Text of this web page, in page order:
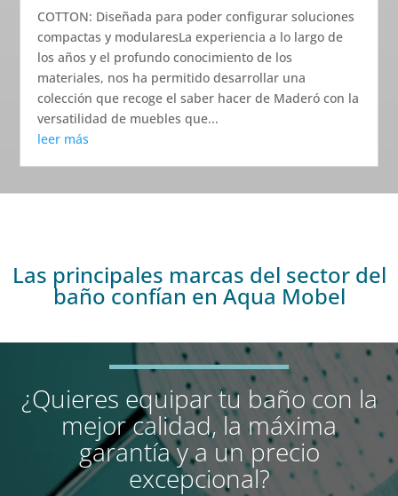
COTTON: Diseñada para poder configurar soluciones
compactas y modularesLa experiencia a lo largo de
los años y el profundo conocimiento de los
materiales, nos ha permitido desarrollar una
colección que recoge el saber hacer de Maderó con la
versatilidad de muebles que...
leer más
Las principales marcas del sector del
baño confían en Aqua Mobel
¿Quieres equipar tu baño con la
mejor calidad, la máxima
garantía y a un precio
excepcional?